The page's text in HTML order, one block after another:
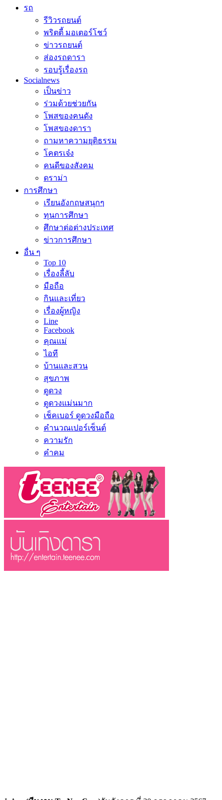
รถ
รีวิวรถยนต์
พริตตี้ มอเตอร์โชว์
ข่าวรถยนต์
ส่องรถดารา
รอบรู้เรื่องรถ
Socialnews
เป็นข่าว
ร่วมด้วยช่วยกัน
โพสของคนดัง
โพสของดารา
ถามหาความยุติธรรม
โคตรเจ๋ง
คนดีของสังคม
ดราม่า
การศึกษา
เรียนอังกฤษสนุกๆ
ทุนการศึกษา
ศึกษาต่อต่างประเทศ
ข่าวการศึกษา
อื่น ๆ
Top 10
เรื่องลี้ลับ
มือถือ
กินและเที่ยว
เรื่องผู้หญิง
Line
Facebook
คุณแม่
ไอที
บ้านและสวน
สุขภาพ
ดูดวง
ดูดวงแม่นมาก
เช็คเบอร์ ดูดวงมือถือ
คำนวณเปอร์เซ็นต์
ความรัก
คำคม